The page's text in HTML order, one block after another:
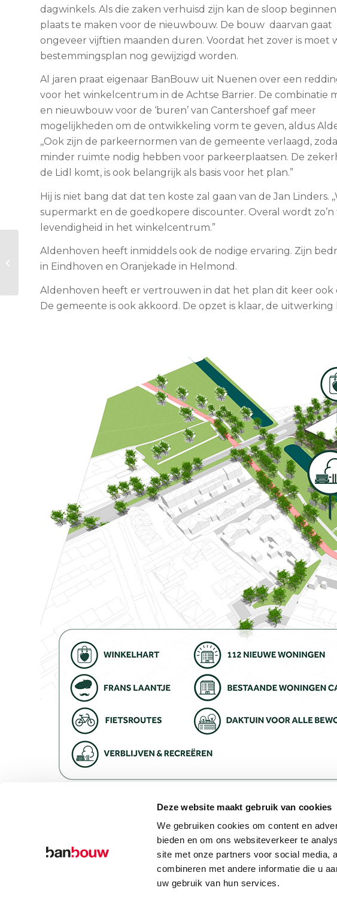
Deze website maakt gebruik van cookies
We gebruiken cookies om content en
bieden en om ons websiteverkeer te
site met onze partners voor social media,
combineren met andere informatie die u
uw gebruik van hun services.
dagwinkels. Als die zaken verhuisd zijn kan de sloop
plaats te maken voor de nieuwbouw. De bouw daarvan gaat
ongeveer vijftien maanden duren. Voordat het zover is moet
bestemmingsplan nog gewijzigd worden.
Al jaren praat eigenaar BanBouw uit Nuenen over een
voor het winkelcentrum in de Achtse Barrier. De combinatie
en nieuwbouw voor de ‘buren’ van Cantershoef gaf meer
mogelijkheden om de ontwikkeling vorm te geven, aldus
,,Ook zijn de parkeernormen van de gemeente verlaagd,
minder ruimte nodig hebben voor parkeerplaatsen. De
de Lidl komt, is ook belangrijk als basis voor het plan.”
Hij is niet bang dat dat ten koste zal gaan van de Jan
supermarkt en de goedkopere discounter. Overal wordt
levendigheid in het winkelcentrum.”
Aldenhoven heeft inmiddels ook de nodige ervaring. Zijn
in Eindhoven en Oranjekade in Helmond.
Aldenhoven heeft er vertrouwen in dat het plan dit keer ook
De gemeente is ook akkoord. De opzet is klaar, de
Artikel geschreven door: Michel Theeuwen, Eindhovens
voor de link naar het artikel op de website van het
Lidl supermarkt ’t
Karregat
genomineerd voor
supermarkt...